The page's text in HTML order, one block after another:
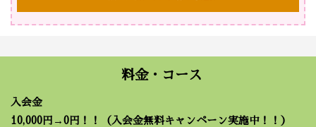
料金・コース
入会金
10,000円→0円！！（入会金無料キャンペーン実施中！！）